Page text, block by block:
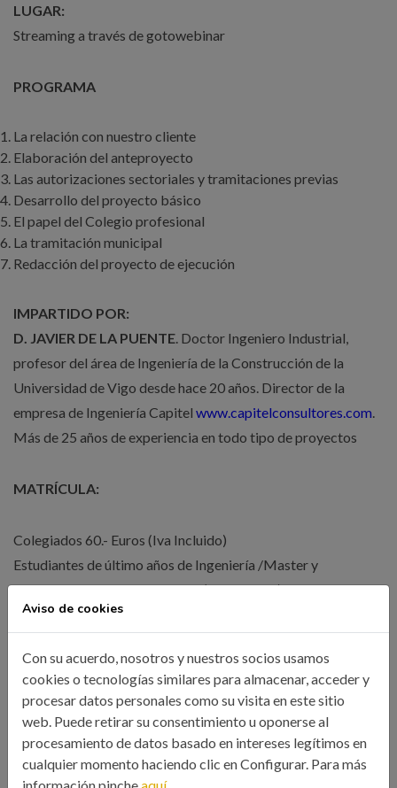
LUGAR:
Streaming a través de gotowebinar
PROGRAMA
La relación con nuestro cliente
Elaboración del anteproyecto
Las autorizaciones sectoriales y tramitaciones previas
Desarrollo del proyecto básico
El papel del Colegio profesional
La tramitación municipal
Redacción del proyecto de ejecución
IMPARTIDO POR:
D. JAVIER DE LA PUENTE . Doctor Ingeniero Industrial,
profesor del área de Ingeniería de la Construcción de la
Universidad de Vigo desde hace 20 años. Director de la
empresa de Ingeniería Capitel www.capitelconsultores.com
Más de 25 años de experiencia en todo tipo de proyectos
MATRÍCULA:
Colegiados 60.- Euros (Iva Incluido)
Estudiantes de último años de Ingeniería /Master y
Miembros del CGES 60.- Euros (Iva Incluido)
Otros Profesionales 99.- Euros (Iva Incluido)
NOTA:
Si el pago se realiza a través de la Empresa se aplicará el
precio base de Otros Profesionales al no poder acumularse
subvenciones.
Aviso de cookies
Con su acuerdo, nosotros y nuestros socios usamos
cookies o tecnologías similares para almacenar, acceder y
procesar datos personales como su visita en este sitio
web. Puede retirar su consentimiento u oponerse al
procesamiento de datos basado en intereses legítimos en
cualquier momento haciendo clic en Configurar. Para más
información pincheaquí.